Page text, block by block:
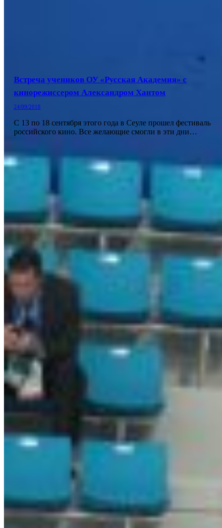
Встреча учеников ОУ «Русская Академия» с
кинорежиссером Александром Хантом
24/09/2018
С 13 по 18 сентября этого года в Сеуле прошел фестиваль
российского кино. Все желающие смогли в эти дни…